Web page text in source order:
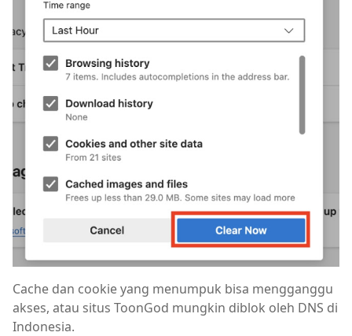
Cache dan cookie yang menumpuk bisa mengganggu
akses, atau situs ToonGod mungkin diblok oleh DNS di
Indonesia.